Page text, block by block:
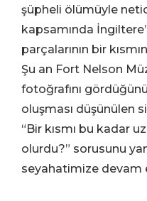
şüpheli ölümüyle
kapsamında
parçalarının bir
Şu an Fort Nelson
fotoğrafını
oluşması düşünülen
“Bir kısmı bu kadar
olurdu?” sorusunu
seyahatimize devam